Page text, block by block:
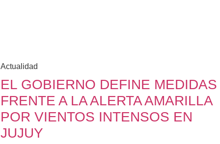
Actualidad
EL GOBIERNO DEFINE MEDIDAS
FRENTE A LA ALERTA AMARILLA
POR VIENTOS INTENSOS EN
JUJUY